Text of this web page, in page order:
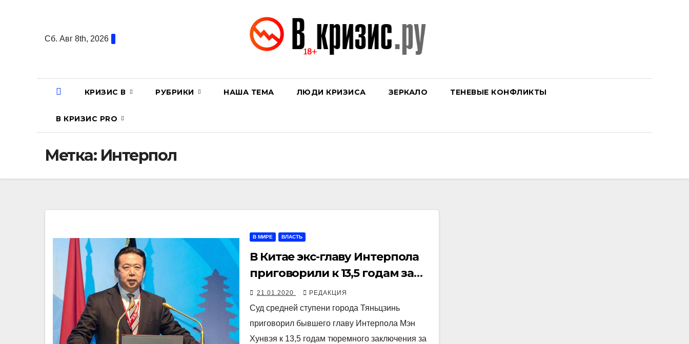
содержаниюСб. Авг 8th, 2026
КРИЗИС В РУБРИКИ НАША ТЕМА ЛЮДИ КРИЗИСА ЗЕРКАЛО ТЕНЕВЫЕ КОНФЛИКТЫ
В КРИЗИС PRO
Метка: Интерпол
В МИРЕ ВЛАСТЬ
В Китае экс-главу Интерпола
приговорили к 13,5 годам за
взятки
21.01.2020 РЕДАКЦИЯ
Суд средней ступени города Тяньцзинь
приговорил бывшего главу Интерпола Мэн
Хунвэя к 13,5 годам тюремного заключения за